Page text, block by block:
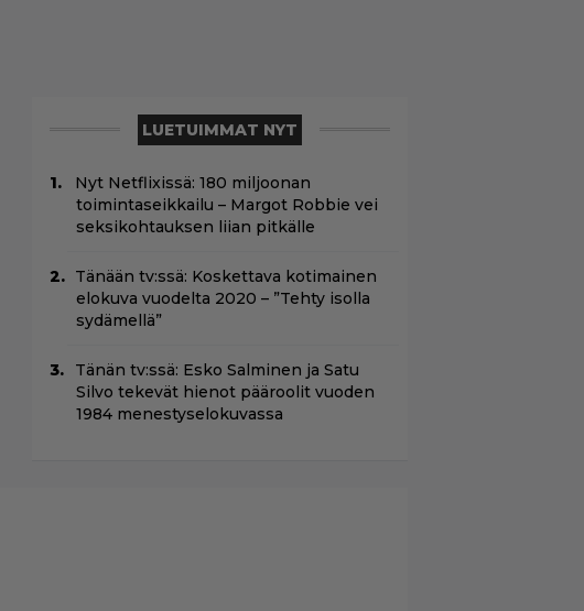
LUETUIMMAT NYT
Nyt Netflixissä: 180 miljoonan
toimintaseikkailu – Margot Robbie vei
seksikohtauksen liian pitkälle
Tänään tv:ssä: Koskettava kotimainen
elokuva vuodelta 2020 – ”Tehty isolla
sydämellä”
Tänän tv:ssä: Esko Salminen ja Satu
Silvo tekevät hienot pääroolit vuoden
1984 menestyselokuvassa